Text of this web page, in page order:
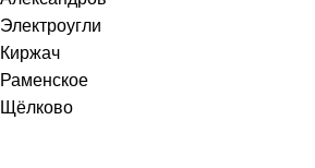
Электроугли
Киржач
Раменское
Щёлково